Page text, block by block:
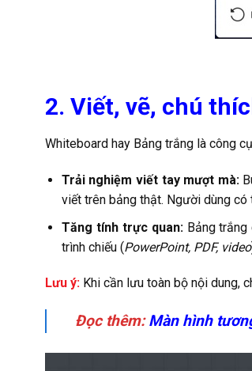
2. Viết, vẽ, chú
Whiteboard hay Bảng trắng là công
Trải nghiệm viết tay mượt mà:
viết trên bảng thật. Người dùng có
Tăng tính trực quan:Bảng trắng
trình chiếu (PowerPoint, PDF, video
Lưu ý: Khi cần lưu toàn bộ nội dung,
Đọc thêm: Màn hình